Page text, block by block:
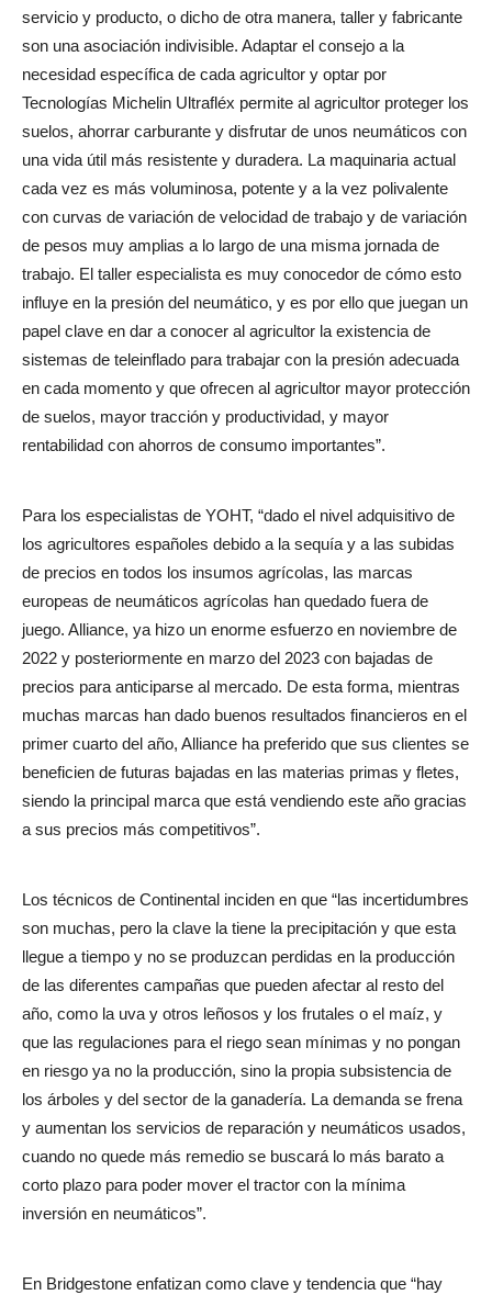
servicio y producto, o dicho de otra manera, taller y fabricante
son una asociación indivisible. Adaptar el consejo a la
necesidad específica de cada agricultor y optar por
Tecnologías Michelin Ultrafléx permite al agricultor proteger los
suelos, ahorrar carburante y disfrutar de unos neumáticos con
una vida útil más resistente y duradera. La maquinaria actual
cada vez es más voluminosa, potente y a la vez polivalente
con curvas de variación de velocidad de trabajo y de variación
de pesos muy amplias a lo largo de una misma jornada de
trabajo. El taller especialista es muy conocedor de cómo esto
influye en la presión del neumático, y es por ello que juegan un
papel clave en dar a conocer al agricultor la existencia de
sistemas de teleinflado para trabajar con la presión adecuada
en cada momento y que ofrecen al agricultor mayor protección
de suelos, mayor tracción y productividad, y mayor
rentabilidad con ahorros de consumo importantes”.
Para los especialistas de YOHT, “dado el nivel adquisitivo de
los agricultores españoles debido a la sequía y a las subidas
de precios en todos los insumos agrícolas, las marcas
europeas de neumáticos agrícolas han quedado fuera de
juego. Alliance, ya hizo un enorme esfuerzo en noviembre de
2022 y posteriormente en marzo del 2023 con bajadas de
precios para anticiparse al mercado. De esta forma, mientras
muchas marcas han dado buenos resultados financieros en el
primer cuarto del año, Alliance ha preferido que sus clientes se
beneficien de futuras bajadas en las materias primas y fletes,
siendo la principal marca que está vendiendo este año gracias
a sus precios más competitivos”.
Los técnicos de Continental inciden en que “las incertidumbres
son muchas, pero la clave la tiene la precipitación y que esta
llegue a tiempo y no se produzcan perdidas en la producción
de las diferentes campañas que pueden afectar al resto del
año, como la uva y otros leñosos y los frutales o el maíz, y
que las regulaciones para el riego sean mínimas y no pongan
en riesgo ya no la producción, sino la propia subsistencia de
los árboles y del sector de la ganadería. La demanda se frena
y aumentan los servicios de reparación y neumáticos usados,
cuando no quede más remedio se buscará lo más barato a
corto plazo para poder mover el tractor con la mínima
inversión en neumáticos”.
En Bridgestone enfatizan como clave y tendencia que “hay